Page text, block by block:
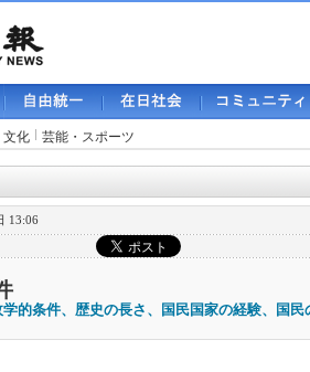
文化 芸能・スポーツ
13:06
的条件、歴史の長さ、国民国家の経験、国